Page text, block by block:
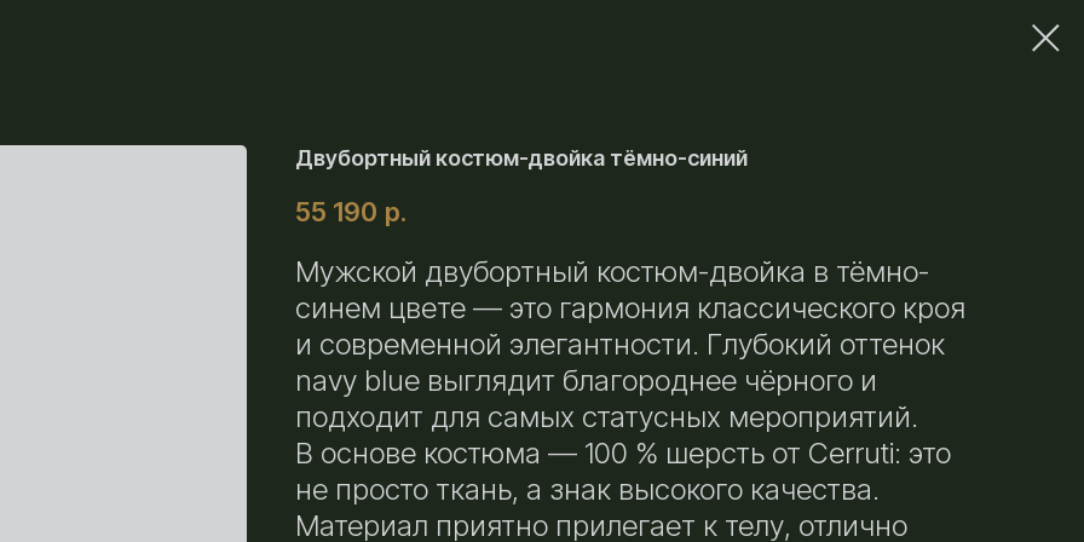
Двубортный костюм-двойка тёмно-синий
55 190 р.
Мужской двубортный костюм-двойка в тёмно-
синем цвете — это гармония классического кроя
и современной элегантности. Глубокий оттенок
navy blue выглядит благороднее чёрного и
подходит для самых статусных мероприятий.
В основе костюма — 100 % шерсть от Cerruti: это
не просто ткань, а знак высокого качества.
Материал приятно прилегает к телу, отлично